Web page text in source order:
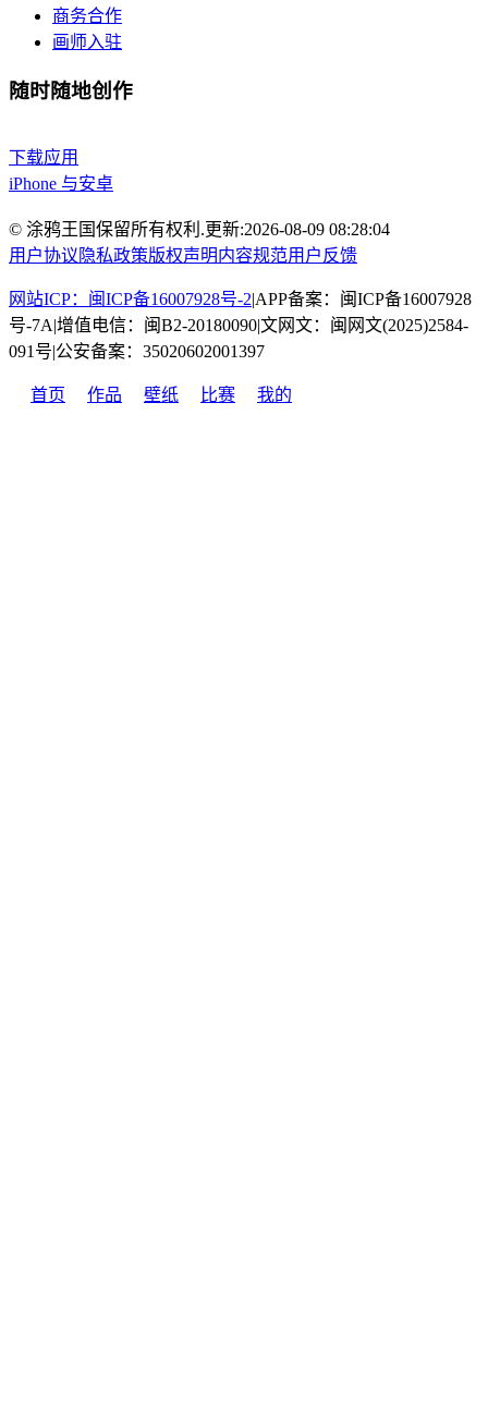
商务合作
画师入驻
随时随地创作
下载应用
iPhone 与安卓
© 涂鸦王国保留所有权利.更新:2026-08-09 08:28:04
用户协议 隐私政策版权声明内容规范用户反馈
网站ICP：闽ICP备16007928号-2|APP备案：闽ICP备16007928
号-7A|增值电信：闽B2-20180090|文网文：闽网文(2025)2584-
091号|公安备案：35020602001397
首页 作品 壁纸 比赛 我的